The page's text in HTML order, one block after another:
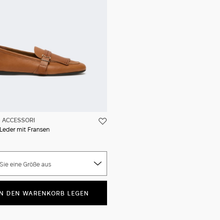
mit Fransen
eine Größe aus
DEN WARENKORB LEGEN